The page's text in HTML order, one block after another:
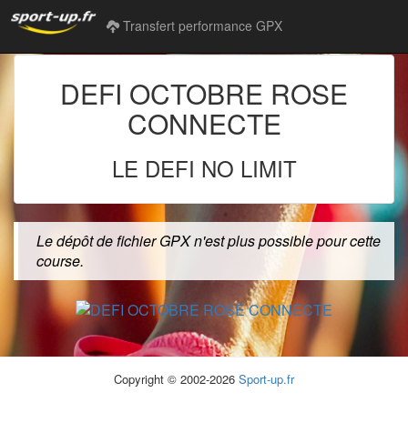
Transfert performance GPX
DEFI OCTOBRE ROSE
CONNECTE
LE DEFI NO LIMIT
Le dépôt de fichier GPX n'est plus possible pour cette
course.
Copyright © 2002-2026 Sport-up.fr